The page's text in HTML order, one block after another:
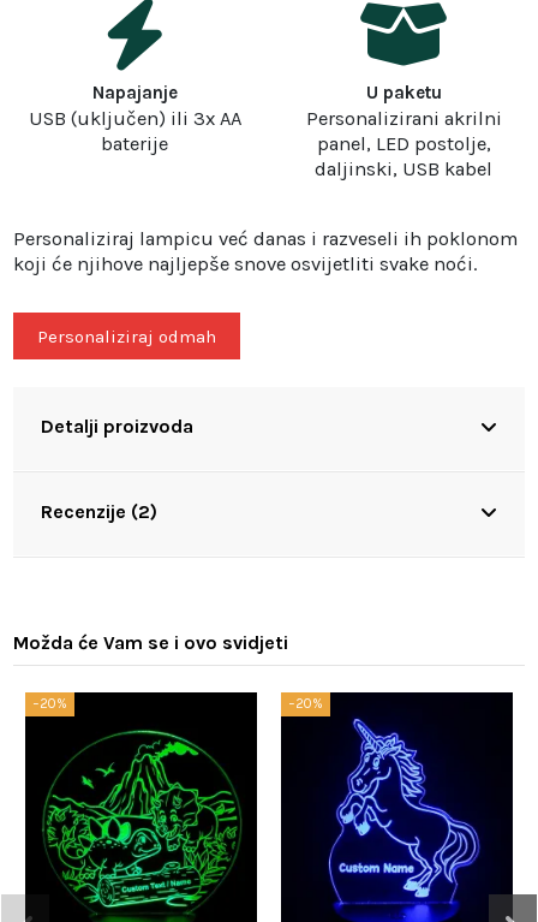
Napajanje
USB (uključen) ili 3x AA
baterije
U paketu
Personalizirani akrilni
panel, LED postolje,
daljinski, USB kabel
Personaliziraj lampicu već danas i razveseli ih poklonom
koji će njihove najljepše snove osvijetliti svake noći.
Personaliziraj odmah
Detalji proizvoda
Recenzije (2)
Možda će Vam se i ovo svidjeti
−20% −20%